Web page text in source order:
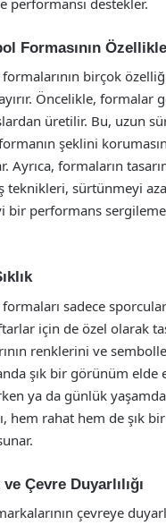
Formasının
birçok
Öncelikle, formalar
üretilir. Bu, uzun
şeklini
Ayrıca, formaların
teknikleri, sürtünmeyi
bir performans
sadece
için de özel olarak
renklerini ve
şık bir görünüm elde
ya da günlük
hem rahat hem de şık
Çevre Duyarlılığı
çevreye